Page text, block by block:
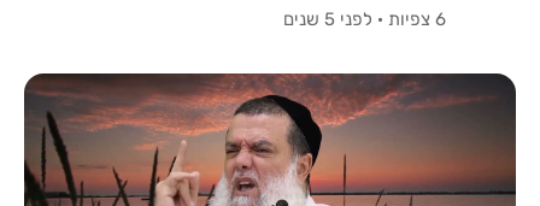
6 צפיות
· לפני 5 שנים